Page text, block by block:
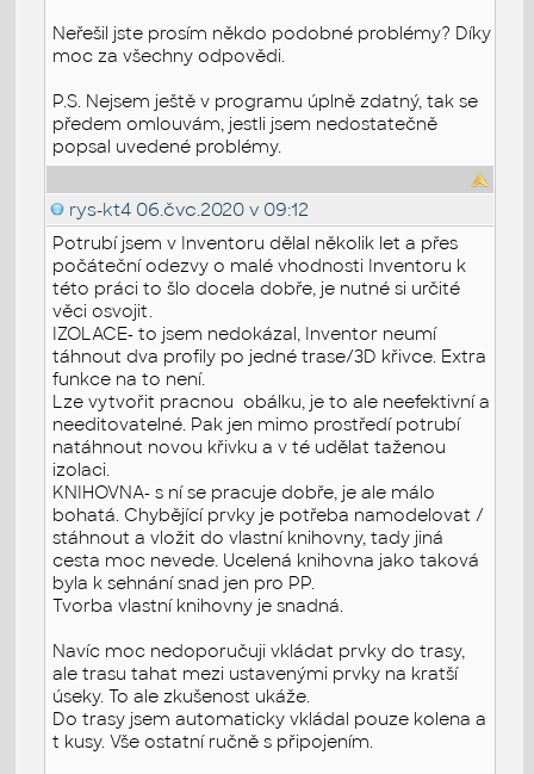
Neřešil jste prosím někdo podobné problémy? Díky
moc za všechny odpovědi.
P.S. Nejsem ještě v programu úplně zdatný, tak se
předem omlouvám, jestli jsem nedostatečně
popsal uvedené problémy.
rys-kt4 06.čvc.2020 v 09:12
Potrubí jsem v Inventoru dělal několik let a přes
počáteční odezvy o malé vhodnosti Inventoru k
této práci to šlo docela dobře, je nutné si určité
věci osvojit.
IZOLACE- to jsem nedokázal, Inventor neumí
táhnout dva profily po jedné trase/3D křivce. Extra
funkce na to není.
Lze vytvořit pracnou obálku, je to ale neefektivní a
needitovatelné. Pak jen mimo prostředí potrubí
natáhnout novou křivku a v té udělat taženou
izolaci.
KNIHOVNA- s ní se pracuje dobře, je ale málo
bohatá. Chybějící prvky je potřeba namodelovat /
stáhnout a vložit do vlastní knihovny, tady jiná
cesta moc nevede. Ucelená knihovna jako taková
byla k sehnání snad jen pro PP.
Tvorba vlastní knihovny je snadná.
Navíc moc nedoporučuji vkládat prvky do trasy,
ale trasu tahat mezi ustavenými prvky na kratší
úseky. To ale zkušenost ukáže.
Do trasy jsem automaticky vkládal pouze kolena a
t kusy. Vše ostatní ručně s připojením.